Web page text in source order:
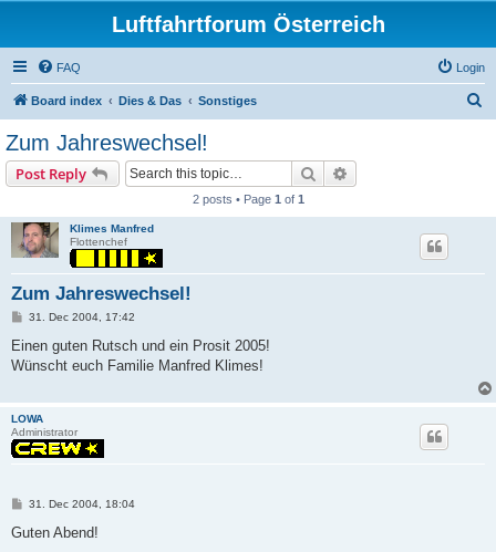
Luftfahrtforum Österreich
FAQ Login
Board index Dies & Das Sonstiges
Zum Jahreswechsel!
Post Reply Search
2 posts • Page 1 of 1
Klimes Manfred
Flottenchef
Zum Jahreswechsel!
P
s
31. Dec 2004, 17:42
Einen guten Rutsch und ein Prosit 2005!
Wünscht euch Familie Manfred Klimes!
LOWA
Administrator
P
s
31. Dec 2004, 18:04
Guten Abend!